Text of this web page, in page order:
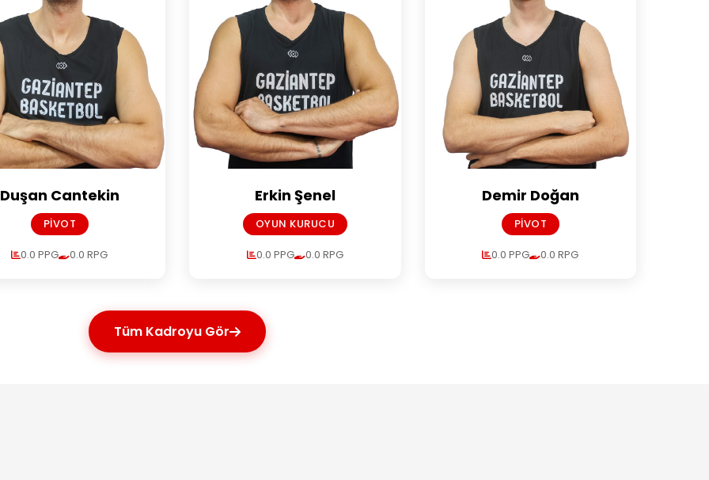
Duşan Cantekin
PIVOT
0.0 PPG 0.0 RPG
Erkin Şenel
OYUN KURUCU
0.0 PPG 0.0 RPG
Demir Doğan
PIVOT
0.0 PPG 0.0 RPG
Tüm Kadroyu Gör